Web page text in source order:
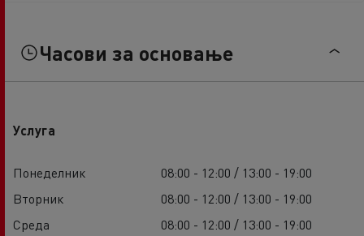
Часови за основање
Услуга
Понеделник
08:00 - 12:00 / 13:00 - 19:00
Вторник
08:00 - 12:00 / 13:00 - 19:00
Среда
08:00 - 12:00 / 13:00 - 19:00